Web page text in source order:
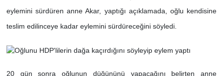
eylemini sürdüren anne Akar, yaptığı açıklamada, oğlu kendisine
teslim edilinceye kadar eylemini sürdüreceğini söyledi.
20 gün sonra oğlunun düğününü yapacağını belirten anne